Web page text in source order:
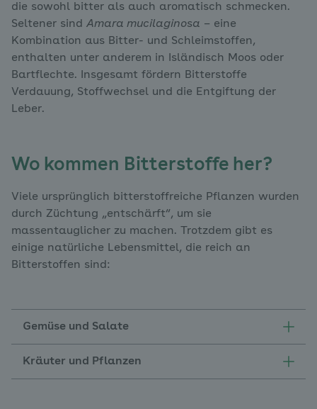
die sowohl bitter als auch aromatisch schmecken.
Seltener sind Amara mucilaginosa – eine
Kombination aus Bitter- und Schleimstoffen,
enthalten unter anderem in Isländisch Moos oder
Bartflechte. Insgesamt fördern Bitterstoffe
Verdauung, Stoffwechsel und die Entgiftung der
Leber.
Wo kommen Bitterstoffe her?
Viele ursprünglich bitterstoffreiche Pflanzen wurden
durch Züchtung „entschärft“, um sie
massentauglicher zu machen. Trotzdem gibt es
einige natürliche Lebensmittel, die reich an
Bitterstoffen sind:
Gemüse und Salate
Kräuter und Pflanzen